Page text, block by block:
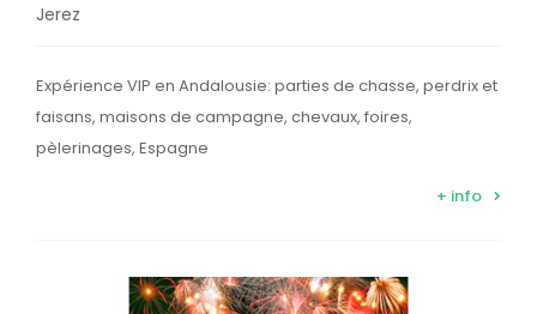
Jerez
Expérience VIP en Andalousie: parties de chasse, perdrix et
faisans, maisons de campagne, chevaux, foires,
pèlerinages, Espagne
+ info